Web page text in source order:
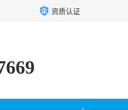
资质认证